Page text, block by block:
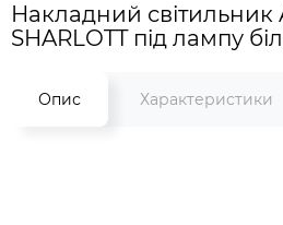
Накладний світильник
SHARLOTT під лампу
Опис Характеристики